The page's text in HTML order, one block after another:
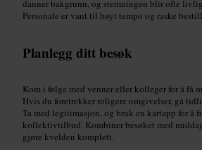
danner bakgrunn, og stemningen blir ofte
Personale er vant til høyt tempo og raske
Planlegg ditt besøk
Kom i følge med venner eller kolleger for å få
Hvis du foretrekker roligere omgivelser, gå
Ta med legitimasjon, og bruk en kartapp for å
kollektivtilbud. Kombiner besøket med
gjøre kvelden komplett.